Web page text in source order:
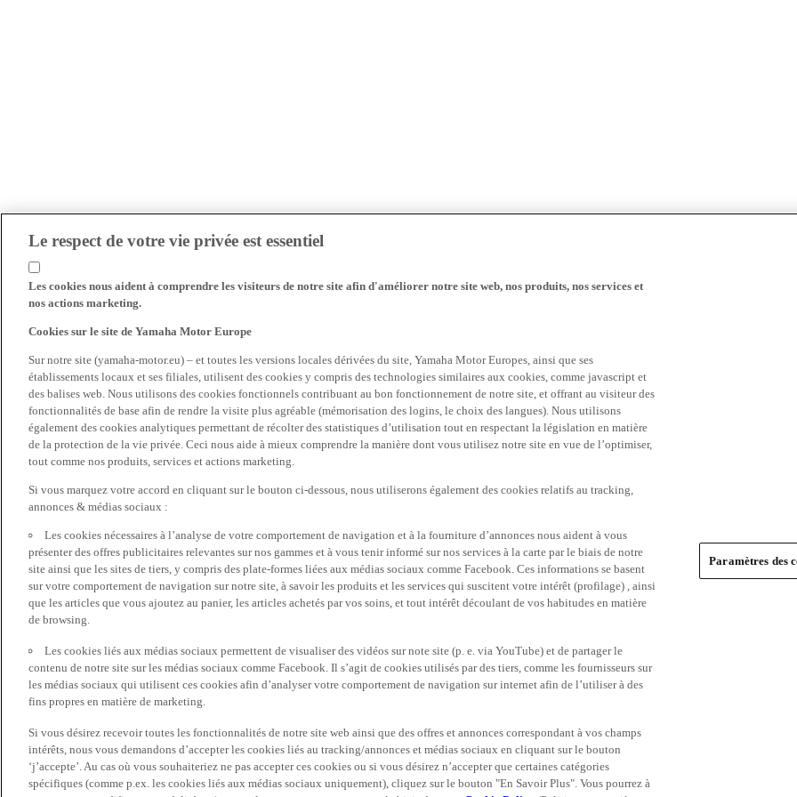
Le respect de votre vie privée est essentiel
Les cookies nous aident à comprendre les visiteurs de notre site afin d'améliorer notre site web, nos produits, nos services et
nos actions marketing.
Cookies sur le site de Yamaha Motor Europe
Sur notre site (yamaha-motor.eu) – et toutes les versions locales dérivées du site, Yamaha Motor Europes, ainsi que ses
établissements locaux et ses filiales, utilisent des cookies y compris des technologies similaires aux cookies, comme javascript et
des balises web. Nous utilisons des cookies fonctionnels contribuant au bon fonctionnement de notre site, et offrant au visiteur des
fonctionnalités de base afin de rendre la visite plus agréable (mémorisation des logins, le choix des langues). Nous utilisons
également des cookies analytiques permettant de récolter des statistiques d’utilisation tout en respectant la législation en matière
de la protection de la vie privée. Ceci nous aide à mieux comprendre la manière dont vous utilisez notre site en vue de l’optimiser,
tout comme nos produits, services et actions marketing.
Si vous marquez votre accord en cliquant sur le bouton ci-dessous, nous utiliserons également des cookies relatifs au tracking,
annonces & médias sociaux :
Les cookies nécessaires à l’analyse de votre comportement de navigation et à la fourniture d’annonces nous aident à vous
présenter des offres publicitaires relevantes sur nos gammes et à vous tenir informé sur nos services à la carte par le biais de notre
site ainsi que les sites de tiers, y compris des plate-formes liées aux médias sociaux comme Facebook. Ces informations se basent
sur votre comportement de navigation sur notre site, à savoir les produits et les services qui suscitent votre intérêt (profilage) , ainsi
que les articles que vous ajoutez au panier, les articles achetés par vos soins, et tout intérêt découlant de vos habitudes en matière
de browsing.
Les cookies liés aux médias sociaux permettent de visualiser des vidéos sur note site (p. e. via YouTube) et de partager le
contenu de notre site sur les médias sociaux comme Facebook. Il s’agit de cookies utilisés par des tiers, comme les fournisseurs sur
les médias sociaux qui utilisent ces cookies afin d’analyser votre comportement de navigation sur internet afin de l’utiliser à des
fins propres en matière de marketing.
Si vous désirez recevoir toutes les fonctionnalités de notre site web ainsi que des offres et annonces correspondant à vos champs
intérêts, nous vous demandons d’accepter les cookies liés au tracking/annonces et médias sociaux en cliquant sur le bouton
‘j’accepte’. Au cas où vous souhaiteriez ne pas accepter ces cookies ou si vous désirez n’accepter que certaines catégories
spécifiques (comme p.ex. les cookies liés aux médias sociaux uniquement), cliquez sur le bouton "En Savoir Plus". Vous pourrez à
Paramètres des